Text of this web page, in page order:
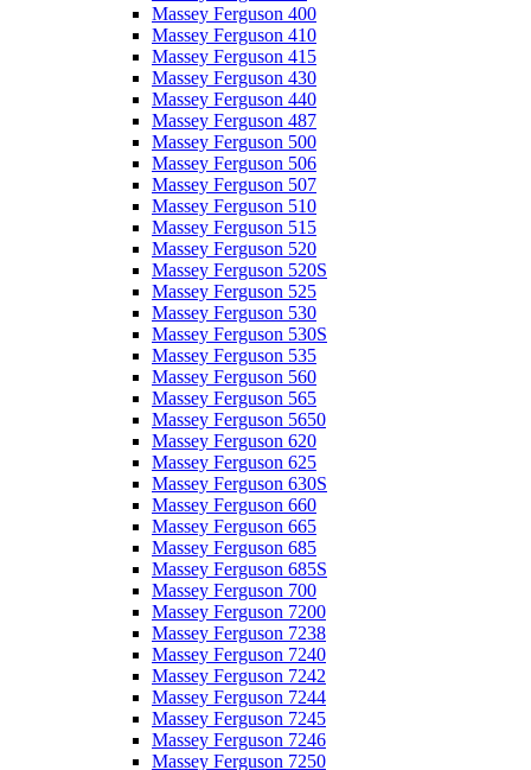
Massey Ferguson 400
Massey Ferguson 410
Massey Ferguson 415
Massey Ferguson 430
Massey Ferguson 440
Massey Ferguson 487
Massey Ferguson 500
Massey Ferguson 506
Massey Ferguson 507
Massey Ferguson 510
Massey Ferguson 515
Massey Ferguson 520
Massey Ferguson 520S
Massey Ferguson 525
Massey Ferguson 530
Massey Ferguson 530S
Massey Ferguson 535
Massey Ferguson 560
Massey Ferguson 565
Massey Ferguson 5650
Massey Ferguson 620
Massey Ferguson 625
Massey Ferguson 630S
Massey Ferguson 660
Massey Ferguson 665
Massey Ferguson 685
Massey Ferguson 685S
Massey Ferguson 700
Massey Ferguson 7200
Massey Ferguson 7238
Massey Ferguson 7240
Massey Ferguson 7242
Massey Ferguson 7244
Massey Ferguson 7245
Massey Ferguson 7246
Massey Ferguson 7250